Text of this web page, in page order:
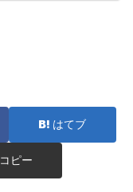
はてブ
コピー